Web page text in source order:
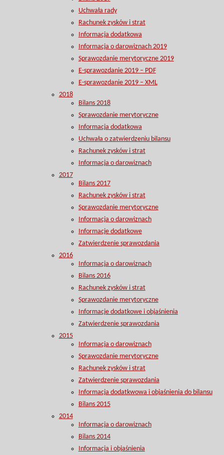
Uchwała rady
Rachunek zysków i strat
Informacja dodatkowa
Informacja o darowiznach 2019
Sprawozdanie merytoryczne 2019
E-sprawozdanie 2019 – PDF
E-sprawozdanie 2019 – XML
2018
Bilans 2018
Sprawozdanie merytoryczne
Informacja dodatkowa
Uchwała o zatwierdzeniu bilansu
Rachunek zysków i strat
Informacja o darowiznach
2017
Bilans 2017
Rachunek zysków i strat
Sprawozdanie merytoryczne
Informacja o darowiznach
Informacje dodatkowe
Zatwierdzenie sprawozdania
2016
Informacja o darowiznach
Bilans 2016
Rachunek zysków i strat
Sprawozdanie merytoryczne
Informacje dodatkowe i objaśnienia
Zatwierdzenie sprawozdania
2015
Informacja o darowiznach
Sprawozdanie merytoryczne
Rachunek zysków i strat
Zatwierdzenie sprawozdania
Informacja dodatkwowa i objaśnienia do bilansu
Bilans 2015
2014
Informacja o darowiznach
Bilans 2014
Informacja i objaśnienia